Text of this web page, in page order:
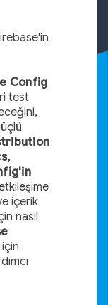
Config
test
içerik
nasıl